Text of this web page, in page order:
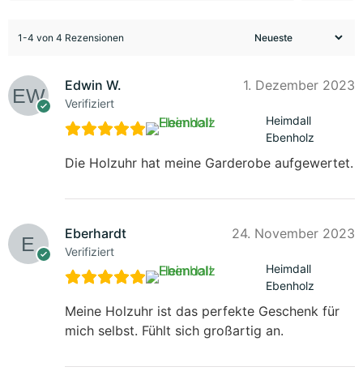
1-4 von 4 Rezensionen
Edwin W.
Verifiziert
1. Dezember 2023
Heimdall
Ebenholz
Die Holzuhr hat meine Garderobe aufgewertet.
Eberhardt
Verifiziert
24. November 2023
Heimdall
Ebenholz
Meine Holzuhr ist das perfekte Geschenk für
mich selbst. Fühlt sich großartig an.